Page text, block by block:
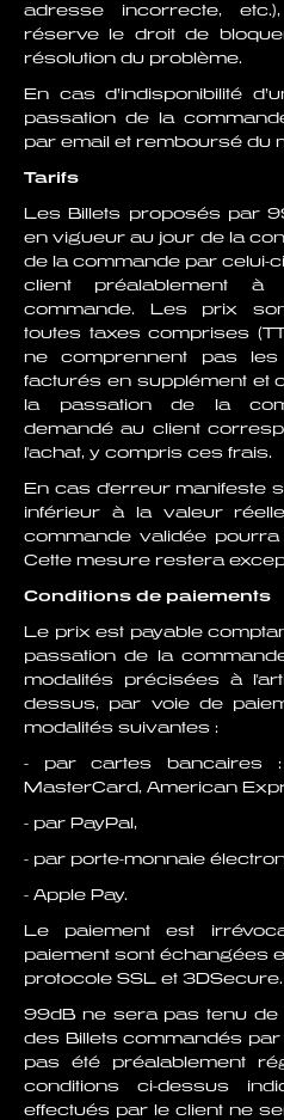
adresse incorrecte,
réserve le droit de
résolution du problème.
En cas d’indisponibilité
passation de la
par email et remboursé du
Tarifs
Les Billets proposés par
en vigueur au jour de la
de la commande par celui-
client préalablement
commande. Les prix
toutes taxes comprises
ne comprennent pas les
facturés en supplément et
la passation de la
demandé au client
l'achat, y compris ces frais.
En cas d'erreur manifeste
inférieur à la valeur
commande validée
Cette mesure restera
Conditions de paiements
Le prix est payable
passation de la
modalités précisées à
dessus, par voie de
modalités suivantes :
- par cartes bancaires :
MasterCard, American
- par PayPal,
- par porte-monnaie
- Apple Pay.
Le paiement est
paiement sont échangées
protocole SSL et 3DSecure.
99dB ne sera pas tenu
des Billets commandés
pas été préalablement
conditions ci-dessus
effectués par le client ne